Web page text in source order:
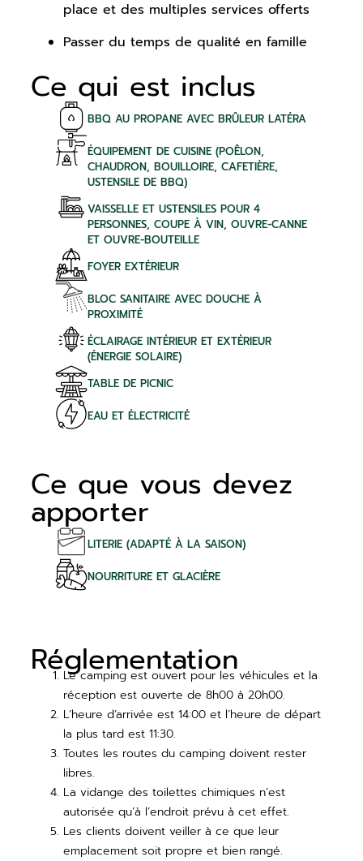
place et des multiples services offerts
Passer du temps de qualité en famille
Ce qui est inclus
BBQ AU PROPANE AVEC BRÛLEUR LATÉRA
ÉQUIPEMENT DE CUISINE (POÊLON,
CHAUDRON, BOUILLOIRE, CAFETIÈRE,
USTENSILE DE BBQ)
VAISSELLE ET USTENSILES POUR 4
PERSONNES, COUPE À VIN, OUVRE-CANNE
ET OUVRE-BOUTEILLE
FOYER EXTÉRIEUR
BLOC SANITAIRE AVEC DOUCHE À
PROXIMITÉ
ÉCLAIRAGE INTÉRIEUR ET EXTÉRIEUR
(ÉNERGIE SOLAIRE)
TABLE DE PICNIC
EAU ET ÉLECTRICITÉ
Ce que vous devez
apporter
LITERIE (ADAPTÉ À LA SAISON)
NOURRITURE ET GLACIÈRE
Réglementation
Le camping est ouvert pour les véhicules et la
réception est ouverte de 8h00 à 20h00.
L’heure d’arrivée est 14:00 et l’heure de départ
la plus tard est 11:30.
Toutes les routes du camping doivent rester
libres.
La vidange des toilettes chimiques n’est
autorisée qu’à l’endroit prévu à cet effet.
Les clients doivent veiller à ce que leur
emplacement soit propre et bien rangé.